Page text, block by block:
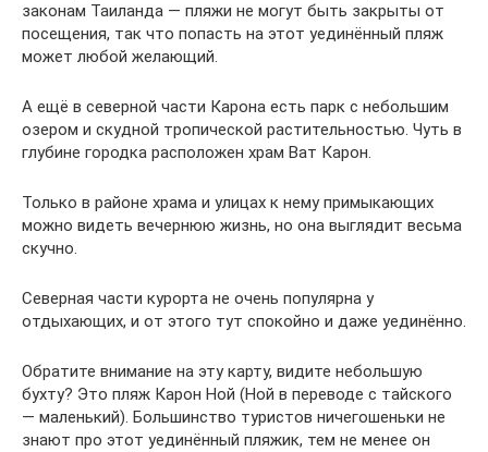
законам Таиланда — пляжи не могут быть закрыты от
посещения, так что попасть на этот уединённый пляж
может любой желающий.
А ещё в северной части Карона есть парк с небольшим
озером и скудной тропической растительностью. Чуть в
глубине городка расположен храм Ват Карон.
Только в районе храма и улицах к нему примыкающих
можно видеть вечернюю жизнь, но она выглядит весьма
скучно.
Северная части курорта не очень популярна у
отдыхающих, и от этого тут спокойно и даже уединённо.
Обратите внимание на эту карту, видите небольшую
бухту? Это пляж Карон Ной (Ной в переводе с тайского
— маленький). Большинство туристов ничегошеньки не
знают про этот уединённый пляжик, тем не менее он